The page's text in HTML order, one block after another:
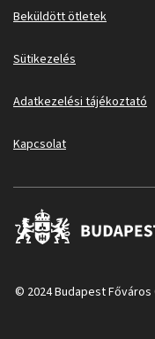
Beküldött ötletek
Sütikezelés
Adatkezelési tájékoztató
Kapcsolat
© 2024 Budapest